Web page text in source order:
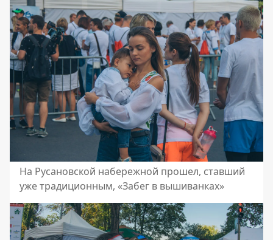
На Русановской набережной прошел, ставший
уже традиционным, «Забег в вышиванках»